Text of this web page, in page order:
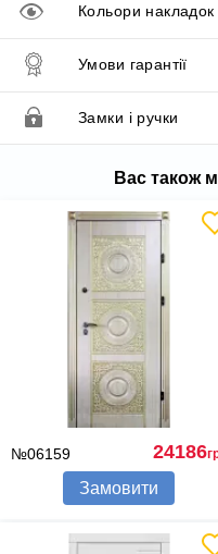
Кольори накладок
Умови гарантії
Замки і ручки
Вас також
№06159 24186
Замовити